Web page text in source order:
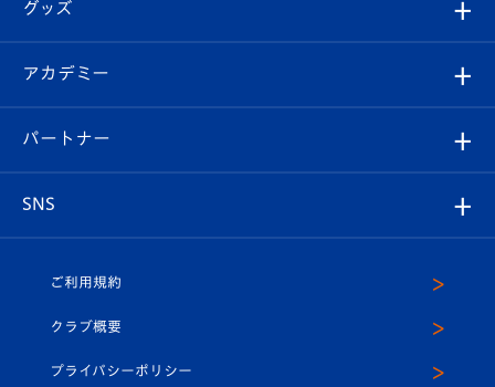
チケット
イベント
メディア
ホームタウン
スタッフプロフィール
マスコット紹介
Revive Team
ヴィヴィくんの長崎おもてなしガイド
フォトギャラリー
スタジアムグルメ
V-LOVERS（ファンクラブ）
プレイヤーズスイート
グッズ
オンラインショップ
店舗情報
アカデミー
育成からのお知らせ
U-18
パートナー
SNS
ヴィヴィくんインスタグラム
公式LINE＠
ご利用規約
クラブ概要
プライバシーポリシー